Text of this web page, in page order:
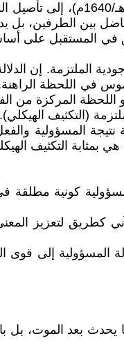
تاريخياً، سعت تيارات فلسفية متأخرة، خاصة في
يفاضل بين الطرفين،
في المستقبل على
الملتزمة. إن
في اللحظة
المركزة من
(التكثيف
المسؤولية والفعل
بمثابة التكثيف
مسؤولية كونية
كطريق لتعزيز
المسؤولية إلى
بعد الموت، بل